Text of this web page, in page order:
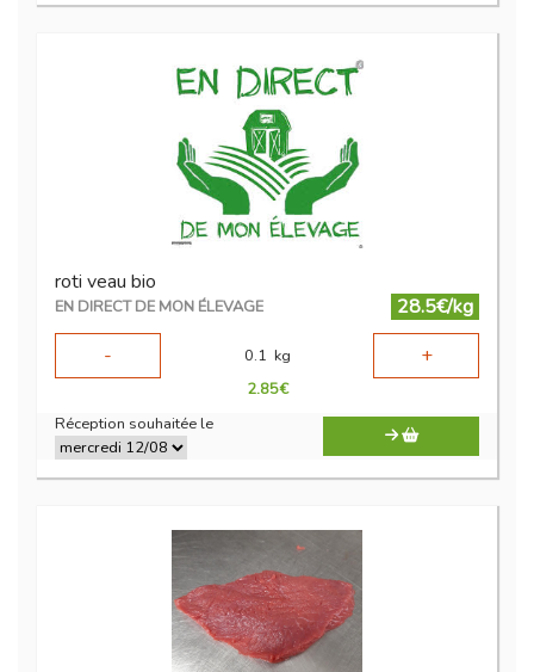
roti veau bio
EN DIRECT DE MON ÉLEVAGE
28.5€/kg
-
0.1 kg +
2.85€
Réception souhaitée le